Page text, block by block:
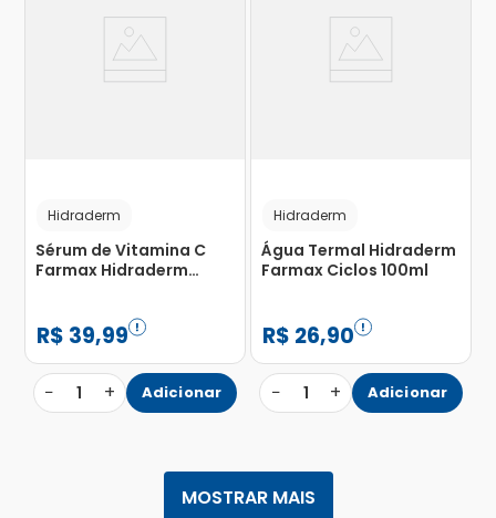
Hidraderm
Sérum de Vitamina C
Farmax Hidraderm
R$ 39,99
− 1 + Adicionar
Hidraderm
Água Termal Hidraderm
Farmax Ciclos 100ml
R$ 26,90
− 1 + Adicionar
MOSTRAR MAIS